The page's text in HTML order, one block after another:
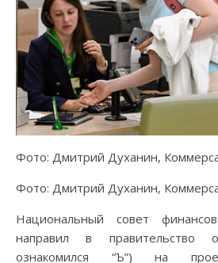
Фото: Дмитрий Духанин,
Фото: Дмитрий Духанин,
Национальный совет
направил в правительство
ознакомился “Ъ”) на